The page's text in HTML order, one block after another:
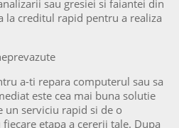
sau gresiei si faiantei din
la creditul rapid pentru a realiza
a-ti repara computerul sau sa
este cea mai buna solutie
un serviciu rapid si de o
etapa a cererii tale. Dupa